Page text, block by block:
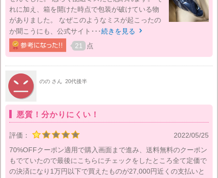
れに加え、箱を開けた時点で包装が破けている物
がありました。 なぜこのようなミスが起こったの
か聞こうにも、公式サイト･･･続きを見る 
21 点
のの さん 20代後半
悪質！分かりにくい！
評価：
2022/05/25
70%OFFクーポン適用で購入画面まで進み、送料無料のクーポン
もでていたので最後にこちらにチェックをしたところ全て定価で
の決済になり1万円以下で買えたものが27,000円近くの支払いと